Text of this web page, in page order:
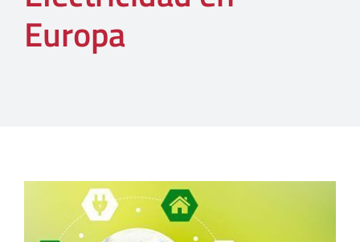
Europa